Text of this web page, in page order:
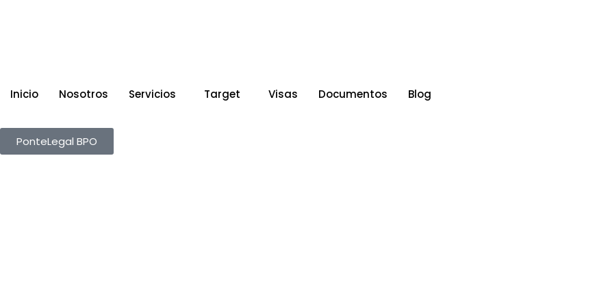
Inicio Nosotros Servicios Target Visas Documentos Blog
PonteLegal BPO